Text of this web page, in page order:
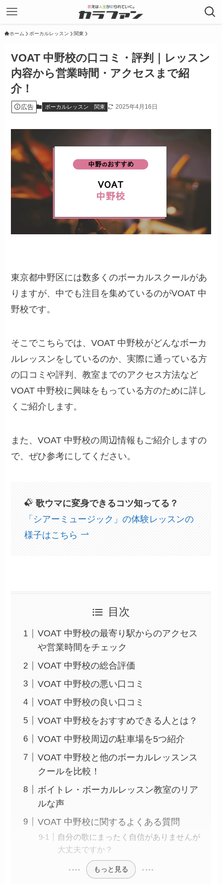
ホーム ボーカルレッスン 関東
VOAT 中野校の口コミ・評判｜レッスン
内容から営業時間・アクセスまで紹
介！
広告 ボーカルレッスン 関東 2025年4月16日
東京都中野区には数多くのボーカルスクールがあ
りますが、中でも注目を集めているのがVOAT 中
野校です。
そこでこちらでは、VOAT 中野校がどんなボーカ
ルレッスンをしているのか、実際に通っている方
の口コミや評判、教室までのアクセス方法など
VOAT 中野校に興味をもっている方のために詳し
くご紹介します。
また、VOAT 中野校の周辺情報もご紹介しますの
で、ぜひ参考にしてください。
歌ウマに変身できるコツ知ってる？
「シアーミュージック」の体験レッスンの
様子はこちら
目次
VOAT 中野校の最寄り駅からのアクセス
や営業時間をチェック
VOAT 中野校の総合評価
VOAT 中野校の悪い口コミ
VOAT 中野校の良い口コミ
VOAT 中野校をおすすめできる人とは？
VOAT 中野校周辺の駐車場を5つ紹介
VOAT 中野校と他のボーカルレッスンス
クールを比較！
ボイトレ・ボーカルレッスン教室のリア
ルな声
VOAT 中野校に関するよくある質問
自分の歌にまったく自信がありませんが
大丈夫ですか？
もっと見る